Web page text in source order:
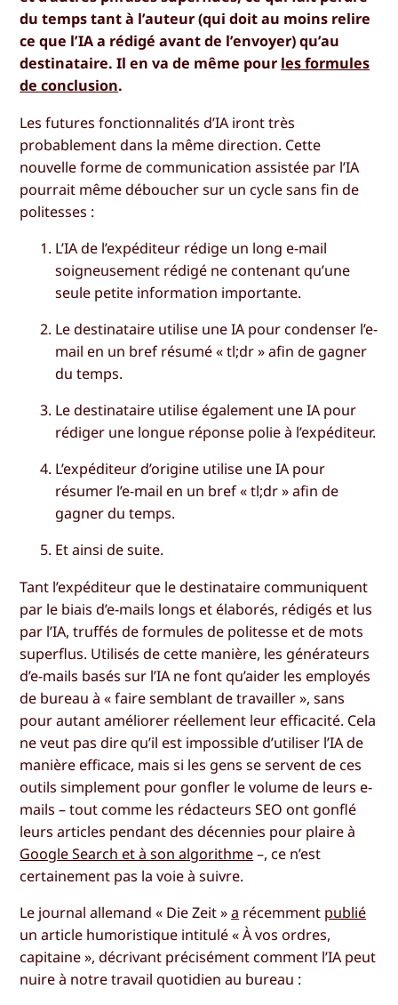
du temps tant à l’auteur (qui doit au moins relire
ce que l’IA a rédigé avant de l’envoyer) qu’au
destinataire. Il en va de même pour les formules
de conclusion.
Les futures fonctionnalités d’IA iront très
probablement dans la même direction. Cette
nouvelle forme de communication assistée par l’IA
pourrait même déboucher sur un cycle sans fin de
politesses :
L’IA de l’expéditeur rédige un long e-mail
soigneusement rédigé ne contenant qu’une
seule petite information importante.
Le destinataire utilise une IA pour condenser l’e-
mail en un bref résumé « tl;dr » afin de gagner
du temps.
Le destinataire utilise également une IA pour
rédiger une longue réponse polie à l’expéditeur.
L’expéditeur d’origine utilise une IA pour
résumer l’e-mail en un bref « tl;dr » afin de
gagner du temps.
Et ainsi de suite.
Tant l’expéditeur que le destinataire communiquent
par le biais d’e-mails longs et élaborés, rédigés et lus
par l’IA, truffés de formules de politesse et de mots
superflus. Utilisés de cette manière, les générateurs
d’e-mails basés sur l’IA ne font qu’aider les employés
de bureau à « faire semblant de travailler », sans
pour autant améliorer réellement leur efficacité. Cela
ne veut pas dire qu’il est impossible d’utiliser l’IA de
manière efficace, mais si les gens se servent de ces
outils simplement pour gonfler le volume de leurs e-
mails – tout comme les rédacteurs SEO ont gonflé
leurs articles pendant des décennies pour plaire à
Google Search et à son algorithme–, ce n’est
certainement pas la voie à suivre.
Le journal allemand « Die Zeit »a récemment publié
un article humoristique intitulé « À vos ordres,
capitaine », décrivant précisément comment l’IA peut
nuire à notre travail quotidien au bureau :